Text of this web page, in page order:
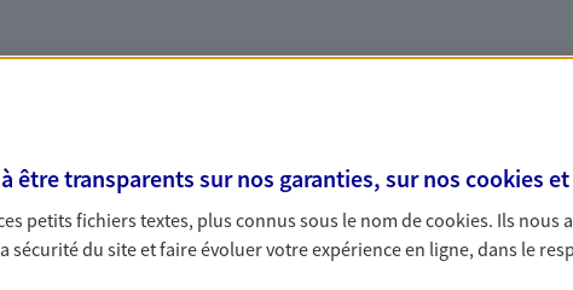
de vie tout au long de
notre métier : dans
apprenant à vous
solutions.
Comme vous, nous sommes
votre activité, vos
votre famille.
être transparents sur nos garanties, sur nos cookies
petits fichiers textes, plus connus sous le nom decookies. Ils nous
du site et faire évoluer votre expérience en ligne, dans le